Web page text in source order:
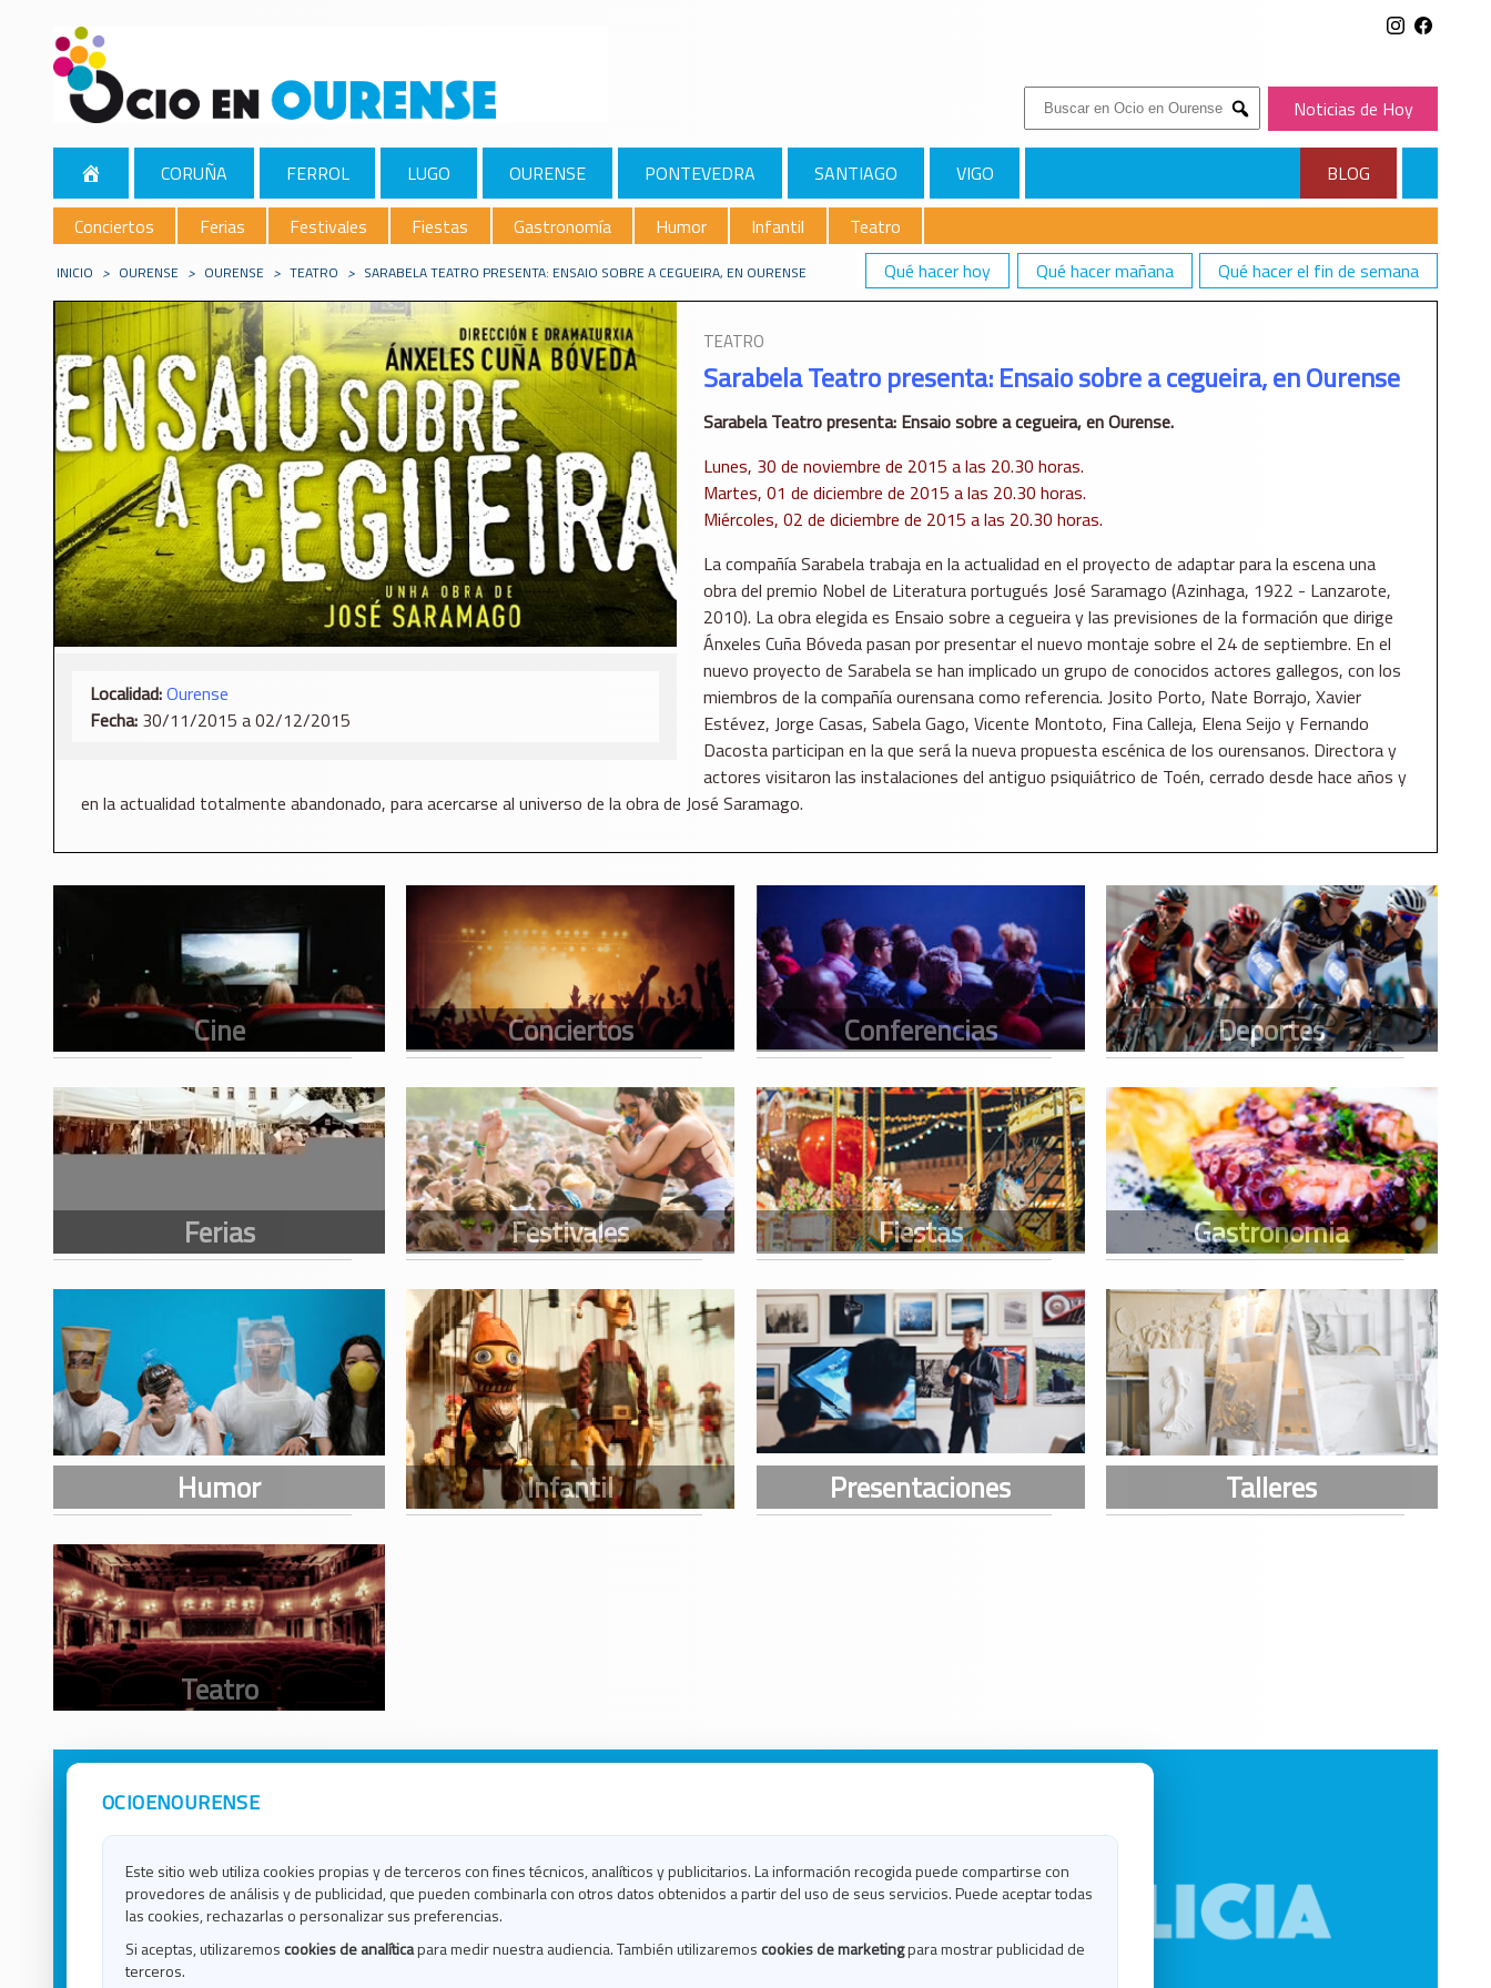
Buscar:
Submit
Noticias de Hoy
CORUÑA FERROL LUGO OURENSE PONTEVEDRA SANTIAGO VIGO
BLOG
Conciertos
Ferias Festivales Fiestas Gastronomía Humor Infantil
Teatro
Qué hacer hoy
Qué hacer mañana Qué hacer el fin de semana
INICIO > OURENSE > OURENSE > TEATRO > SARABELA TEATRO PRESENTA: ENSAIO SOBRE A CEGUEIRA, EN OURENSE
Localidad:Ourense
Fecha: 30/11/2015 a 02/12/2015
TEATRO
Sarabela Teatro presenta: Ensaio sobre a cegueira, en Ourense
Sarabela Teatro presenta: Ensaio sobre a cegueira, en Ourense.
Lunes, 30 de noviembre de 2015 a las 20.30 horas.
Martes, 01 de diciembre de 2015 a las 20.30 horas.
Miércoles, 02 de diciembre de 2015 a las 20.30 horas.
La compañía Sarabela trabaja en la actualidad en el proyecto de adaptar para la escena una
obra del premio Nobel de Literatura portugués José Saramago (Azinhaga, 1922 - Lanzarote,
2010). La obra elegida es Ensaio sobre a cegueira y las previsiones de la formación que dirige
Ánxeles Cuña Bóveda pasan por presentar el nuevo montaje sobre el 24 de septiembre. En el
nuevo proyecto de Sarabela se han implicado un grupo de conocidos actores gallegos, con los
miembros de la compañía ourensana como referencia. Josito Porto, Nate Borrajo, Xavier
Estévez, Jorge Casas, Sabela Gago, Vicente Montoto, Fina Calleja, Elena Seijo y Fernando
Dacosta participan en la que será la nueva propuesta escénica de los ourensanos. Directora y
actores visitaron las instalaciones del antiguo psiquiátrico de Toén, cerrado desde hace años y
en la actualidad totalmente abandonado, para acercarse al universo de la obra de José Saramago.
OCIOENOURENSE
Este sitio web utiliza cookies propias y de terceros con fines técnicos, analíticos y publicitarios. La información recogida puede compartirse con
provedores de análisis y de publicidad, que pueden combinarla con otros datos obtenidos a partir del uso de seus servicios. Puede aceptar todas
las cookies, rechazarlas o personalizar sus preferencias.
Si aceptas, utilizaremos cookies de analíticapara medir nuestra audiencia. También utilizaremos cookies de marketingpara mostrar publicidad de
terceros.
Avisos Legales
Política de Cookies
Ocio en Lugo
Ocio en Ourense
Ocio en Santiago